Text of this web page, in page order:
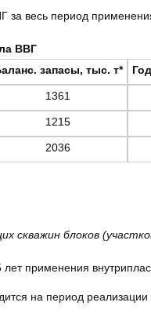
за весь период
ВВГ
запасы, тыс. т*
1361
1215
2036
скважин блоков
применения
на период